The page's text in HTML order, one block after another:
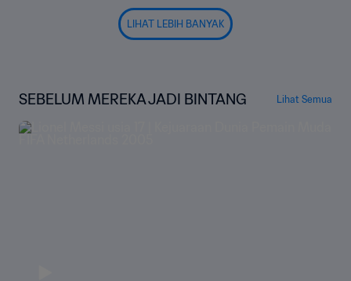
LIHAT LEBIH BANYAK
SEBELUM MEREKA JADI BINTANG Lihat Semua